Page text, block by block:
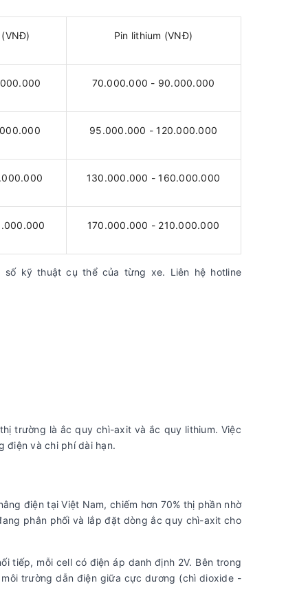
Pin lithium (VNĐ)
70.000.000 - 90.000.000
95.000.000 - 120.000.000
130.000.000 - 160.000.000
170.000.000 - 210.000.000
kỹ thuật cụ thể của từng xe. Liên hệ hotline
trường là ắc quy chì-axit và ắc quy lithium. Việc
điện và chi phí dài hạn.
điện tại Việt Nam, chiếm hơn 70% thị phần nhờ
phân phối và lắp đặt dòng ắc quy chì-axit cho
tiếp, mỗi cell có điện áp danh định 2V. Bên trong
trường dẫn điện giữa cực dương (chì dioxide -